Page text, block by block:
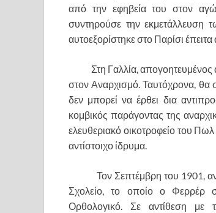
από την εφηβεία του στον
συντηρούσε την εκμετάλλευση
αυτοεξορίστηκε στο Παρίσι
Στη Γαλλία, απογοητευμένος
στον Αναρχισμό. Ταυτόχρονα, θα
δεν μπορεί να έρθει δια
κομβικός παράγοντας της
ελευθεριακό οικοτροφείο του
αντίστοιχο ίδρυμα.
Τον Σεπτέμβρη του 1901,
Σχολείο, το οποίο ο Φερρέρ
Ορθολογικό. Σε αντίθεση με